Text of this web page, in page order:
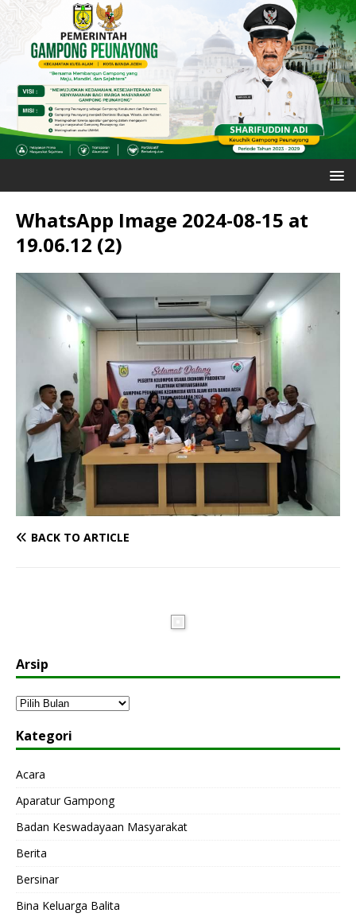
WhatsApp Image 2024-08-15 at
19.06.12 (2)
BACK TO ARTICLE
Arsip
Kategori
Acara
Aparatur Gampong
Badan Keswadayaan Masyarakat
Berita
Bersinar
Bina Keluarga Balita